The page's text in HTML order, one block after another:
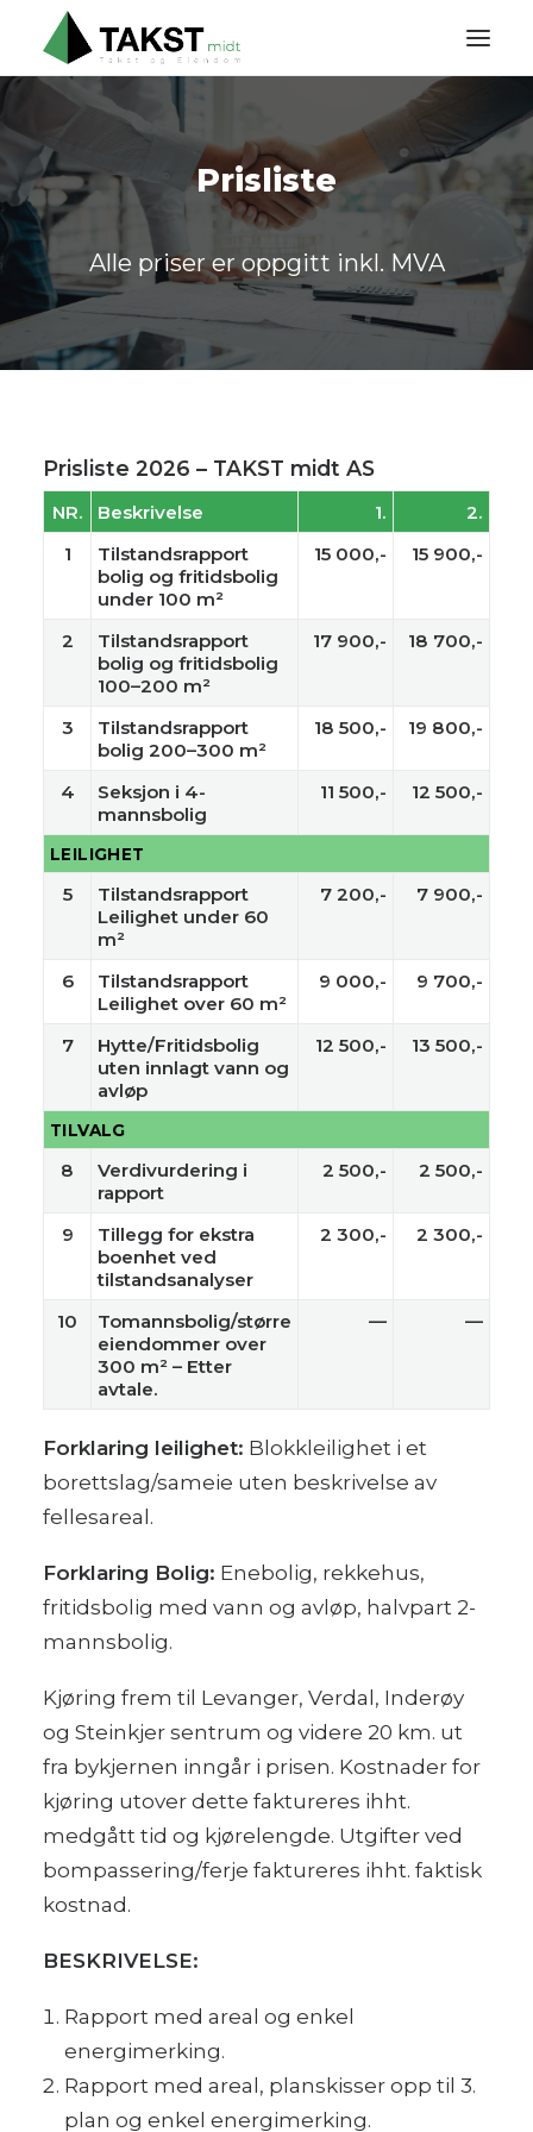
OM OSS
TJENESTER
PRISLISTE
KONTAKT
Prisliste
Alle priser er oppgitt inkl. MVA
Prisliste 2026 – TAKST midt AS
NR. Beskrivelse 1.
2.
1
Tilstandsrapport
bolig og fritidsbolig
under 100 m²
15 000,- 15 900,-
2
Tilstandsrapport
bolig og fritidsbolig
100–200 m²
17 900,- 18 700,-
3
Tilstandsrapport
bolig 200–300 m²
18 500,- 19 800,-
4
Seksjon i 4-
mannsbolig
11 500,- 12 500,-
LEILIGHET
5
Tilstandsrapport
Leilighet under 60
m²
7 200,- 7 900,-
6
Tilstandsrapport
Leilighet over 60 m²
9 000,- 9 700,-
7
Hytte/Fritidsbolig
uten innlagt vann og
avløp
12 500,- 13 500,-
TILVALG
8
Verdivurdering i
rapport
2 500,- 2 500,-
9
Tillegg for ekstra
boenhet ved
tilstandsanalyser
2 300,- 2 300,-
10
Tomannsbolig/større
eiendommer over
300 m² – Etter
avtale.
— —
Forklaring leilighet: Blokkleilighet i et
borettslag/sameie uten beskrivelse av
fellesareal.
Forklaring Bolig: Enebolig, rekkehus,
fritidsbolig med vann og avløp, halvpart 2-
mannsbolig.
Kjøring frem til Levanger, Verdal, Inderøy
og Steinkjer sentrum og videre 20 km. ut
fra bykjernen inngår i prisen. Kostnader for
kjøring utover dette faktureres ihht.
medgått tid og kjørelengde. Utgifter ved
bompassering/ferje faktureres ihht. faktisk
kostnad.
BESKRIVELSE:
Rapport med areal og enkel
energimerking.
Rapport med areal, planskisser opp til 3.
plan og enkel energimerking.